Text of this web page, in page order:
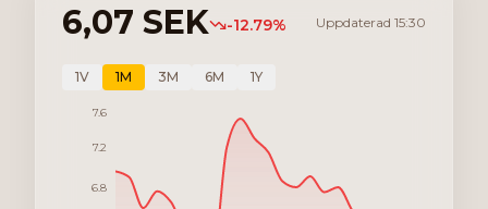
6,07 SEK -12.79% Uppdaterad 15:30
1V 1M 3M 6M 1Y
6.8
7.2
7.6